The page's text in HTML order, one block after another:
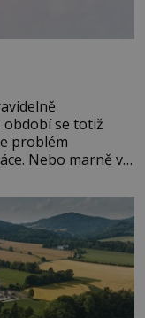
období se totiž
problém
Nebo marně v
se paměť